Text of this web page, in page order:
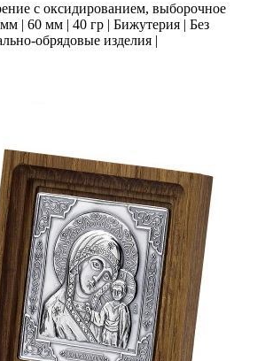
с оксидированием, выборочное
| 60 мм | 40 гр | Бижутерия | Без
обрядовые изделия |